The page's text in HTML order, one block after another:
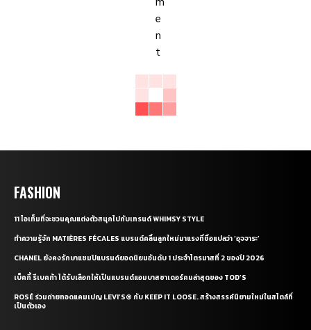
FASHION
11 ไอเท็มที่จะชวนคุณแต่งตัวสนุกไปกับเทรนด์ WHIMSY STYLE
ทำความรู้จัก MATIÈRES FÉCALES แบรนด์คลื่นลูกใหม่มาแรงที่ชื่อแปลว่า ‘อุจจาระ’
CHANEL ยังคงรักษาแชมป์แบรนด์ยอดนิยมอันดับ 1 ประจำไตรมาสที่ 2 ของปี 2026
เบ็คกี้ รีเบคก้า ได้รับเลือกให้เป็นแบรนด์แอมบาสซาเดอร์คนล่าสุดของ TOD’S
ROSÉ ร่วมถ่ายทอดแคมเปญ LEVI’S® กับ KEEP IT LOOSE. สร้างสรรค์นิยามใหม่ในสไตล์ที่
เป็นตัวเอง